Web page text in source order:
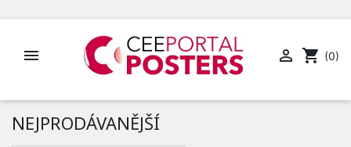
  shopping_cart (0)
NEJPRODÁVANĚJŠÍ